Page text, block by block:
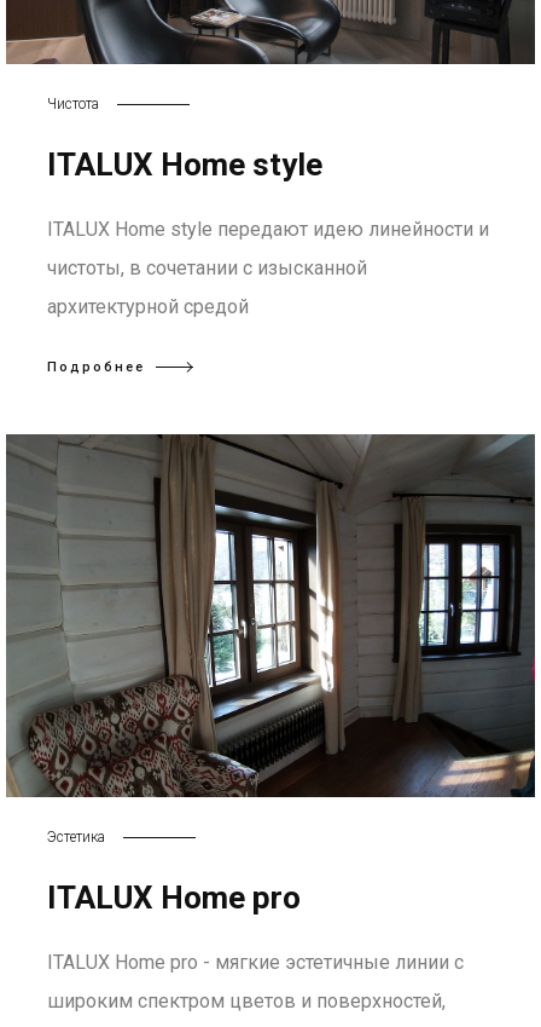
Чистота
ITALUX Home style
ITALUX Home style передают идею линейности и
чистоты, в сочетании с изысканной
архитектурной средой
Подробнее
Эстетика
ITALUX Home pro
ITALUX Home pro - мягкие эстетичные линии с
широким спектром цветов и поверхностей,